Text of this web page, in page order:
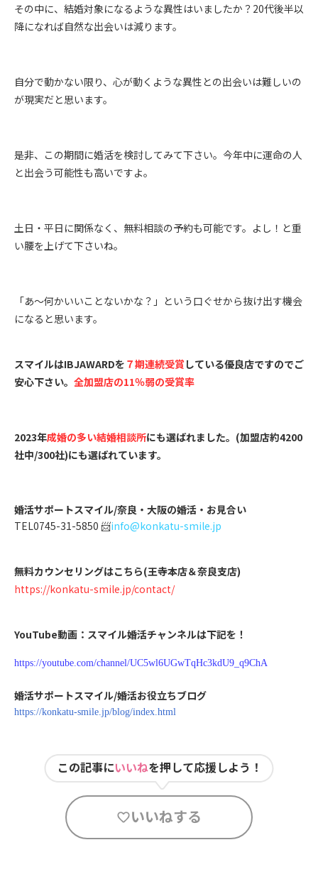
その中に、結婚対象になるような異性はいましたか？20代後半以
降になれば自然な出会いは減ります。
自分で動かない限り、心が動くような異性との出会いは難しいの
が現実だと思います。
是非、この期間に婚活を検討してみて下さい。今年中に運命の人
と出会う可能性も高いですよ。
土日・平日に関係なく、無料相談の予約も可能です。よし！と重
い腰を上げて下さいね。
「あ～何かいいことないかな？」という口ぐせから抜け出す機会
になると思います。
スマイルはIBJAWARDを ７期連続受賞 している優良店ですのでご
安心下さい。 全加盟店の11％弱の受賞率
2023年成婚の多い結婚相談所にも選ばれました。(加盟店約4200
社中/300社)にも選ばれています。
婚活サポートスマイル/奈良・大阪の婚活・お見合い
TEL0745-31-5850 📨info@konkatu-smile.jp
無料カウンセリングはこちら(王寺本店＆奈良支店)
https://konkatu-smile.jp/contact/
YouTube動画：スマイル婚活チャンネルは下記を！
https://youtube.com/channel/UC5wl6UGwTqHc3kdU9_q9ChA
婚活サポートスマイル/婚活お役立ちブログ
https://konkatu-smile.jp/blog/index.html
この記事にいいねを押して応援しよう！
いいねする